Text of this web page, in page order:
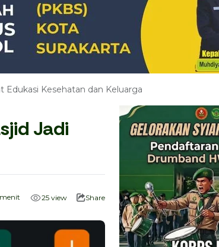
Edukasi Kesehatan dan Keluarga
Jadi
menit 25 view Share